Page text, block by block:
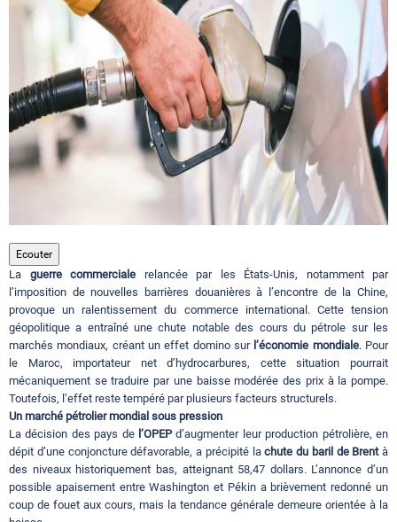
Tourisme
Régions
Hotels
Contact
Ecouter
La guerre commerciale relancée par les États-Unis, notamment par
l’imposition de nouvelles barrières douanières à l’encontre de la Chine,
provoque un ralentissement du commerce international. Cette tension
géopolitique a entraîné une chute notable des cours du pétrole sur les
marchés mondiaux, créant un effet domino sur l’économie mondiale. Pour
le Maroc, importateur net d’hydrocarbures, cette situation pourrait
mécaniquement se traduire par une baisse modérée des prix à la pompe.
Toutefois, l’effet reste tempéré par plusieurs facteurs structurels.
Un marché pétrolier mondial sous pression
La décision des pays de l’OPEPd’augmenter leur production pétrolière, en
dépit d’une conjoncture défavorable, a précipité lachute du baril de Brentà
des niveaux historiquement bas, atteignant 58,47 dollars. L’annonce d’un
possible apaisement entre Washington et Pékin a brièvement redonné un
coup de fouet aux cours, mais la tendance générale demeure orientée à la